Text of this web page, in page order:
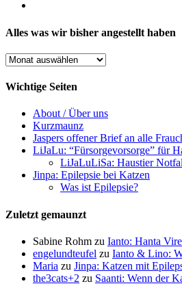
Alles was wir bisher angestellt haben
Alles
wir
angestellt
Wichtige Seiten
About / Über uns
Kurzmaunz
Jaspers offener Brief an alle
LiJaLu: “Fürsorgevorsorge” für
LiJaLuLiSa: Haustier
Jinpa: Epilepsie bei Katzen
Was ist Epilepsie?
Zuletzt gemaunzt
Sabine Rohm zu Ianto: Hanta
engelundteufel zu Ianto & Lino:
Maria zu Jinpa: Katzen mit
the3cats+2 zu Saanti: Wenn der